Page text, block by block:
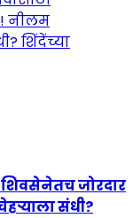
शिवसेनेतच जोरदार
संधी?